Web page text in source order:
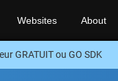
Websites About
GRATUIT ou GO SDK